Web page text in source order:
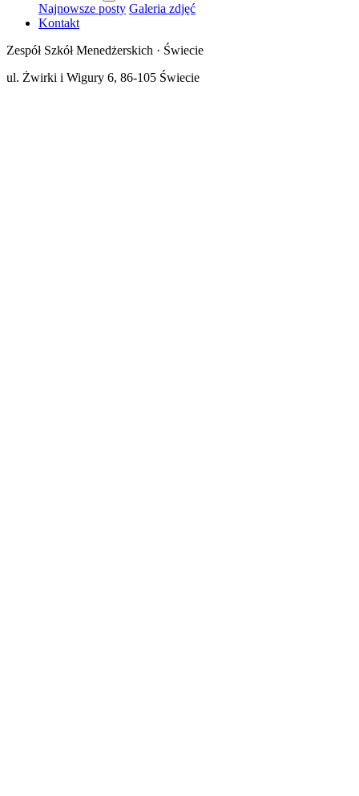
Najnowsze posty Galeria zdjęć
Kontakt
Zespół Szkół Menedżerskich · Świecie
ul. Żwirki i Wigury 6, 86-105 Świecie